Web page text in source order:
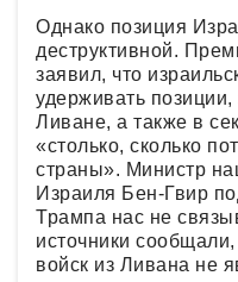
Однако позиция
деструктивной.
заявил, что
удерживать
Ливане, а также в
«столько, сколько
страны». Министр
Израиля Бен-Гвир
Трампа нас не
источники
войск из Ливана не